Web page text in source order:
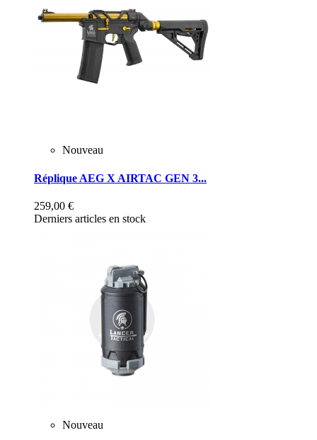
Nouveau
Réplique AEG X AIRTAC GEN 3...
259,00 €
Derniers articles en stock
Nouveau